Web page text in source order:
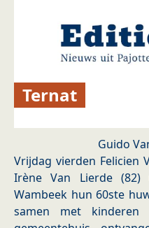
Ternat
Guido
Vrijdag vierden Felicien
Irène Van Lierde
Wambeek hun 60ste
samen met